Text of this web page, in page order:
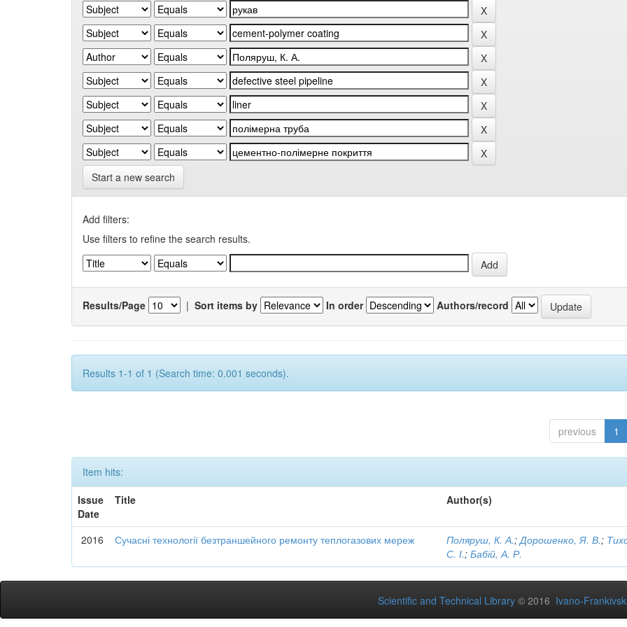
Start a new search
Add filters:
Use filters to refine the search results.
Results/Page | Sort items by In order Authors/record
Results 1-1 of 1 (Search time: 0.001 seconds).
previous 1
Item hits:
Issue
Date
Title Author(s)
2016 Сучасні технології безтраншейного ремонту теплогазових мереж Поляруш, К. А.;Дорошенко, Я. В.;
С. І.;Бабій, А. Р.
Scientific and Technical Library © 2016 Ivano-